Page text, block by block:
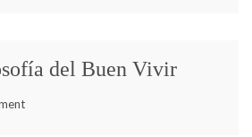
Buen Vivir en tiempos en
del Buen Vivir